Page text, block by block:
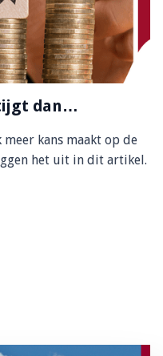
dan…
kans maakt op de
het uit in dit artikel.